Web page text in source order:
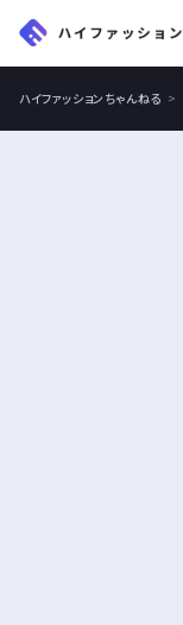
ハイファッションちゃんねる